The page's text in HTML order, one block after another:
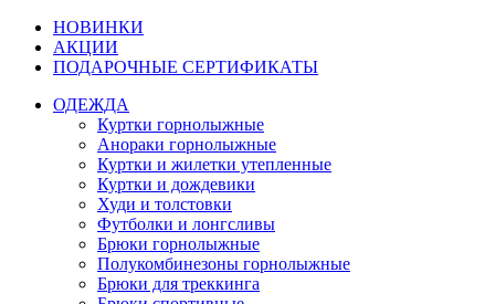
НОВИНКИ
АКЦИИ
ПОДАРОЧНЫЕ СЕРТИФИКАТЫ
ОДЕЖДА
Куртки горнолыжные
Анораки горнолыжные
Куртки и жилетки утепленные
Куртки и дождевики
Худи и толстовки
Футболки и лонгсливы
Брюки горнолыжные
Полукомбинезоны горнолыжные
Брюки для треккинга